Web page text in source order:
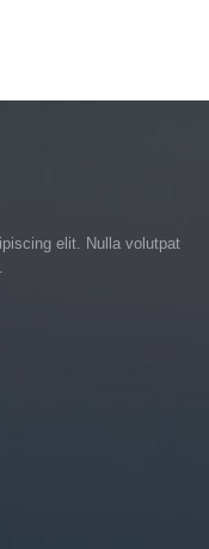
elit. Nulla volutpat